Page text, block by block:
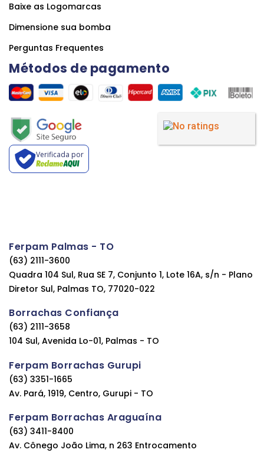
Baixe as Logomarcas
Dimensione sua bomba
Perguntas Frequentes
Métodos de pagamento
Verificada por
Ferpam Palmas - TO
(63) 2111-3600
Quadra 104 Sul, Rua SE 7, Conjunto 1, Lote 16A, s/n - Plano
Diretor Sul, Palmas TO, 77020-022
Borrachas Confiança
(63) 2111-3658
104 Sul, Avenida Lo-01, Palmas - TO
Ferpam Borrachas Gurupi
(63) 3351-1665
Av. Pará, 1919, Centro, Gurupi - TO
Ferpam Borrachas Araguaína
(63) 3411-8400
Av. Cônego João Lima, n 263 Entrocamento